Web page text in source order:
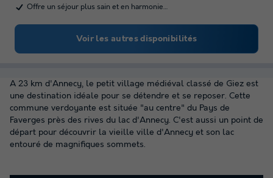
Offre un séjour plus sain et en harmonie…
Voir les autres disponibilités
A 23 km d'Annecy, le petit village médiéval classé de Giez est
une destination idéale pour se détendre et se reposer. Cette
commune verdoyante est située "au centre" du Pays de
Faverges près des rives du lac d'Annecy. C'est aussi un point de
départ pour découvrir la vieille ville d'Annecy et son lac
entouré de magnifiques sommets.